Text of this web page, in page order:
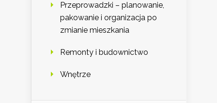
Przeprowadzki – planowanie,
pakowanie i organizacja po
zmianie mieszkania
Remonty i budownictwo
Wnętrze